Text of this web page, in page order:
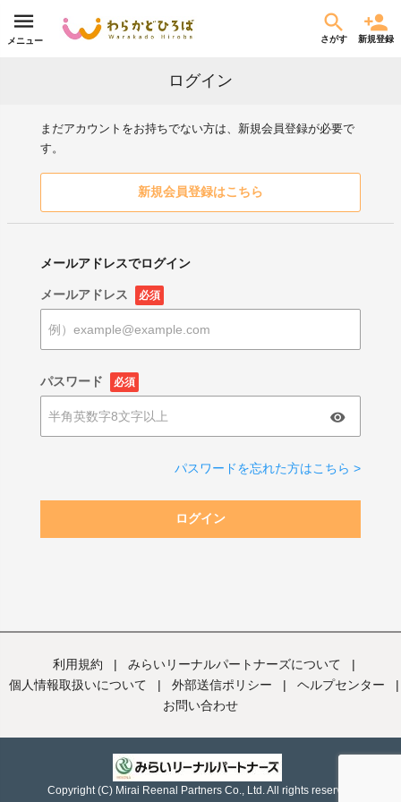
メニュー さがす 新規登録
ログイン
まだアカウントをお持ちでない方は、新規会員登録が必要で
す。
新規会員登録はこちら
メールアドレスでログイン
メールアドレス 必須
パスワード 必須
パスワードを忘れた方はこちら >
ログイン
利用規約 | みらいリーナルパートナーズについて
|
個人情報取扱いについて
| 外部送信ポリシー | ヘルプセンター
|
お問い合わせ
Copyright (C) Mirai Reenal Partners Co., Ltd. All rights reserved